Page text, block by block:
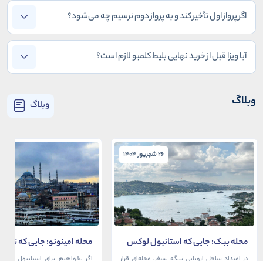
اگر پرواز اول تأخیر کند و به پرواز دوم نرسیم چه می‌شود؟
آیا ویزا قبل از خرید نهایی بلیط کلمبو لازم است؟
وبلاگ وبلاگ
26 شهریور 1404
محله ببک: جایی که استانبول لوکس
محله امینونو: جایی که